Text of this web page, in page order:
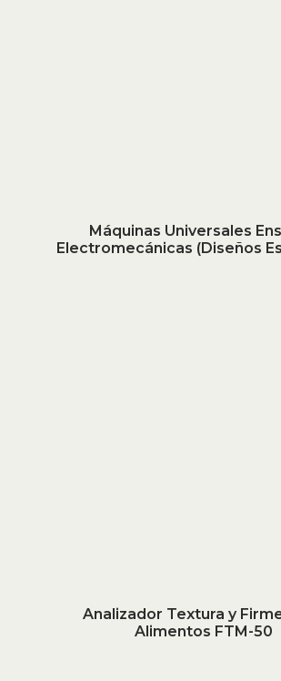
Máquinas Universales
Electromecánicas (Diseños
Analizador Textura y
Alimentos FTM-50